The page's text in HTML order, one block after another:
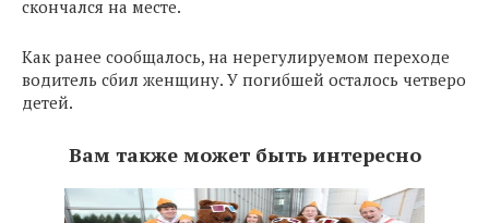
скончался на месте.
Как ранее сообщалось, на нерегулируемом переходе
водитель сбил женщину. У погибшей осталось четверо
детей.
Вам также может быть интересно